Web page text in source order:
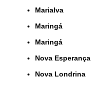
Marialva
Maringá
Maringá
Nova Esperança
Nova Londrina